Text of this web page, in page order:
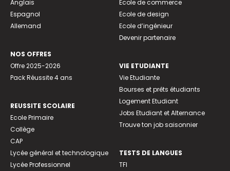
Anglais
Espagnol
Allemand
NOS OFFRES
Offre 2025-2026
Pack Réussite 4 ans
REUSSITE SCOLAIRE
Ecole Primaire
Collège
CAP
Lycée général et technologique
Lycée Professionnel
Ecole de commerce
Ecole de design
Ecole d’ingénieur
Devenir partenaire
VIE ETUDIANTE
Vie Etudiante
Bourses et prêts étudiants
Logement Etudiant
Jobs Etudiant et Alternance
Trouve ton job saisonnier
TESTS DE LANGUES
TFI